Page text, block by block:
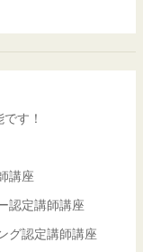
す！
講座
認定講師講座
グ認定講師講座